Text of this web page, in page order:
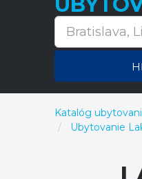
Katalóg
Ubytovanie